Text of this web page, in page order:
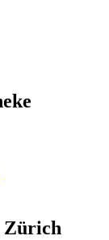
Zürich